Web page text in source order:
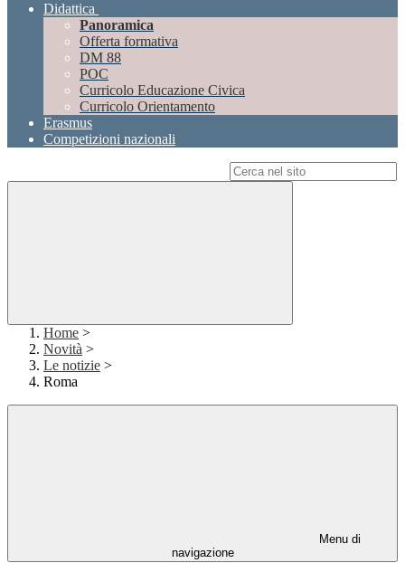
Didattica
Panoramica
Offerta formativa
DM 88
POC
Curricolo Educazione Civica
Curricolo Orientamento
Erasmus
Competizioni nazionali
Home >
Novità >
Le notizie >
Roma
Menu di
navigazione